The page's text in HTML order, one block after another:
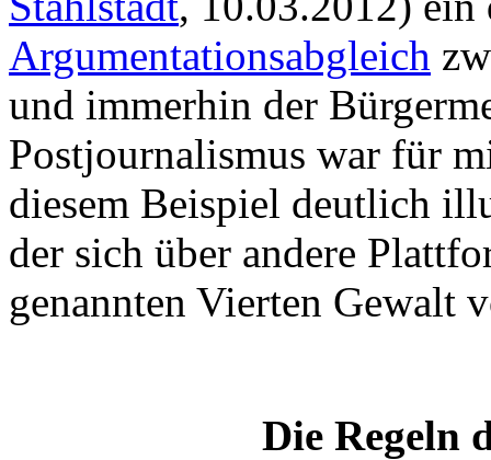
Argumentationsabgleich
und immerhin der
Postjournalismus war für
diesem Beispiel deutlich
der sich über andere
genannten Vierten Gewalt
Die Regeln